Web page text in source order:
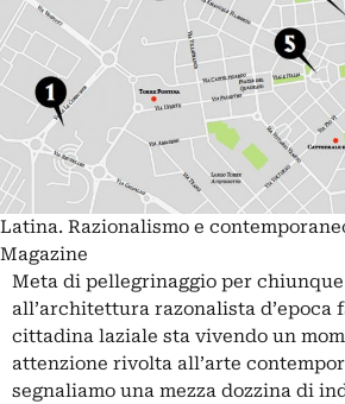
Latina. Razionalismo e
Magazine
Meta di pellegrinaggio per
all’architettura razonalista d’epoca
cittadina laziale sta vivendo un
attenzione rivolta all’arte
segnaliamo una mezza dozzina di